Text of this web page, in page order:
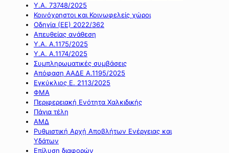
Υ.Α. 73748/2025
Κοινόχρηστοι και Κοινωφελείς χώροι
Οδηγία (ΕΕ) 2022/362
Απευθείας ανάθεση
Υ.Α. Α.1175/2025
Υ.Α. Α.1174/2025
Συμπληρωματικές συμβάσεις
Απόφαση ΑΑΔΕ Α.1195/2025
Εγκύκλιος Ε. 2113/2025
ΦΜΑ
Περιφερειακή Ενότητα Χαλκιδικής
Πάγια τέλη
ΑΜΔ
Ρυθμιστική Αρχή Αποβλήτων Ενέργειας και
Υδάτων
Επίλυση διαφορών